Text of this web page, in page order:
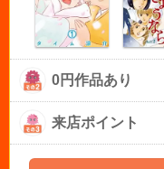
0円作品あり
来店ポイント